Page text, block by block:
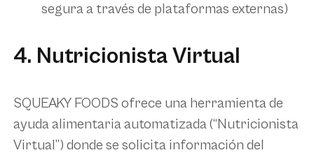
segura a través de plataformas externas)
4. Nutricionista Virtual
SQUEAKY FOODS ofrece una herramienta de
ayuda alimentaria automatizada (“Nutricionista
Virtual”) donde se solicita información del